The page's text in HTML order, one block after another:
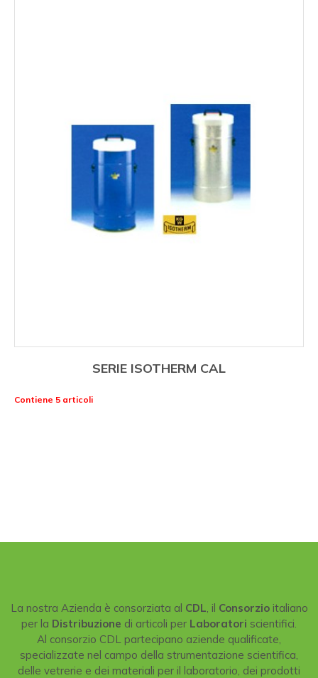
SERIE ISOTHERM CAL
Contiene 5 articoli
La nostra Azienda è consorziata al CDL , il Consorzioitaliano
per la Distribuzione di articoli per Laboratori scientifici.
Al consorzio CDL partecipano aziende qualificate,
specializzate nel campo della strumentazione scientifica,
delle vetrerie e dei materiali per il laboratorio, dei prodotti